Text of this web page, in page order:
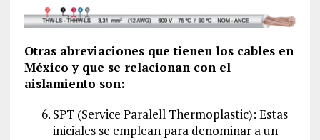
Otras abreviaciones que tienen los cables en
México y que se relacionan con el
aislamiento son:
SPT (Service Paralell Thermoplastic): Estas
iniciales se emplean para denominar a un